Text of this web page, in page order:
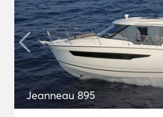
Jeanneau 895